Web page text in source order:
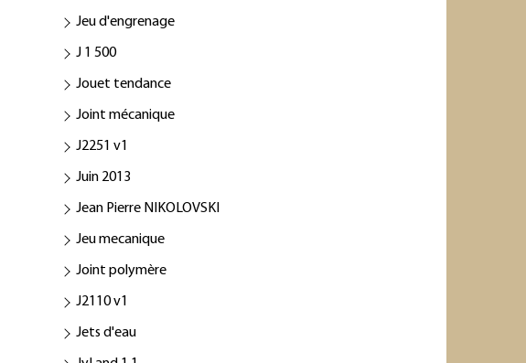
Jeu d'engrenage
J 1 500
Jouet tendance
Joint mécanique
J2251 v1
Juin 2013
Jean Pierre NIKOLOVSKI
Jeu mecanique
Joint polymère
J2110 v1
Jets d'eau